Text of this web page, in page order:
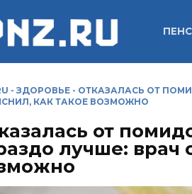
- ЗДОРОВЬЕ - ОТКАЗАЛАСЬ ОТ
КАК ТАКОЕ ВОЗМОЖНО
от
лучше: врач